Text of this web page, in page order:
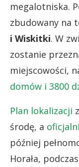
megalotniska.
zbudowany na
i Wiskitki. W
zostanie
miejscowości,
domów i 3800
Plan lokalizacji
środę, a
później
Horała,